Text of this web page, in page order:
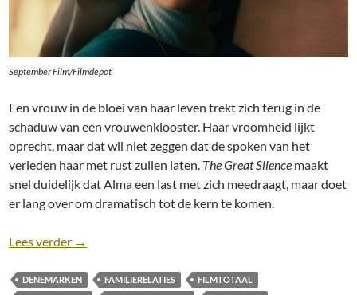
September Film/Filmdepot
Een vrouw in de bloei van haar leven trekt zich terug in de
schaduw van een vrouwenklooster. Haar vroomheid lijkt
oprecht, maar dat wil niet zeggen dat de spoken van het
verleden haar met rust zullen laten. The Great Silence maakt
snel duidelijk dat Alma een last met zich meedraagt, maar doet
er lang over om dramatisch tot de kern te komen.
Lees verder Recensie: Den store stilhed (The Great Silence)
→
DENEMARKEN FAMILIERELATIES
FILMTOTAAL